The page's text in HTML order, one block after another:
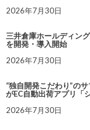
2026年7月30日
三井倉庫ホールディン
を開発・導入開始
2026年7月30日
“独自開発こだわり”の
がEC自動出荷アプリ「
2026年7月30日